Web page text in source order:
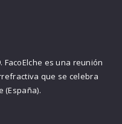
es una reunión
que se celebra
(España).